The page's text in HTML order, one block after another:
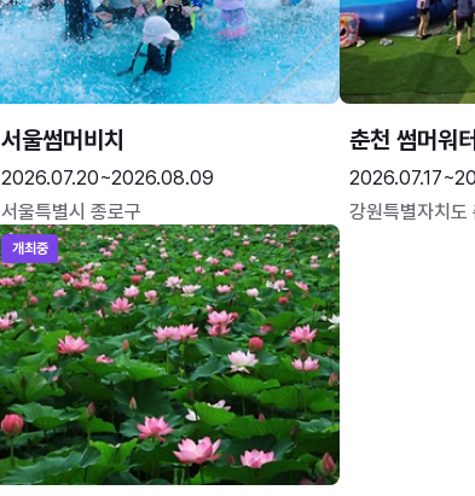
서울썸머비치
2026.07.20~2026.08.09
서울특별시 종로구
춘천 썸머워
강원특별자치도
개최중